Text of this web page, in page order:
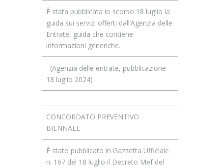
È stata pubblicata lo scorso 18 luglio la
guida sui servizi offerti dall’Agenzia delle
Entrate, guida che contiene
informazioni generiche.
(Agenzia delle entrate, pubblicazione
18 luglio 2024)
CONCORDATO PREVENTIVO
BIENNALE
È stato pubblicato in Gazzetta Ufficiale
n. 167 del 18 luglio il Decreto Mef del